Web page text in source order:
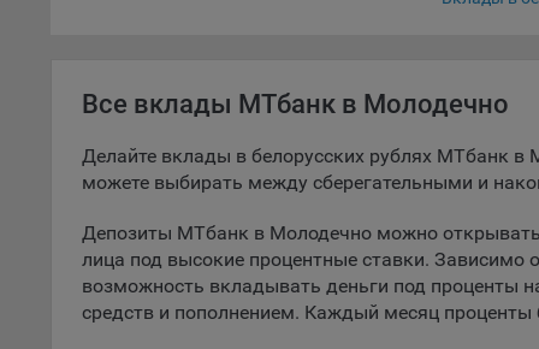
может
9.2.
Все вклады МТбанк в Молодечно
Делайте вклады в белорусских рублях МТбанк
можете выбирать между сберегательными и
Депозиты МТбанк в Молодечно можно
лица под высокие процентные ставки.
возможность вкладывать деньги под проценты
средств и пополнением. Каждый месяц проценты